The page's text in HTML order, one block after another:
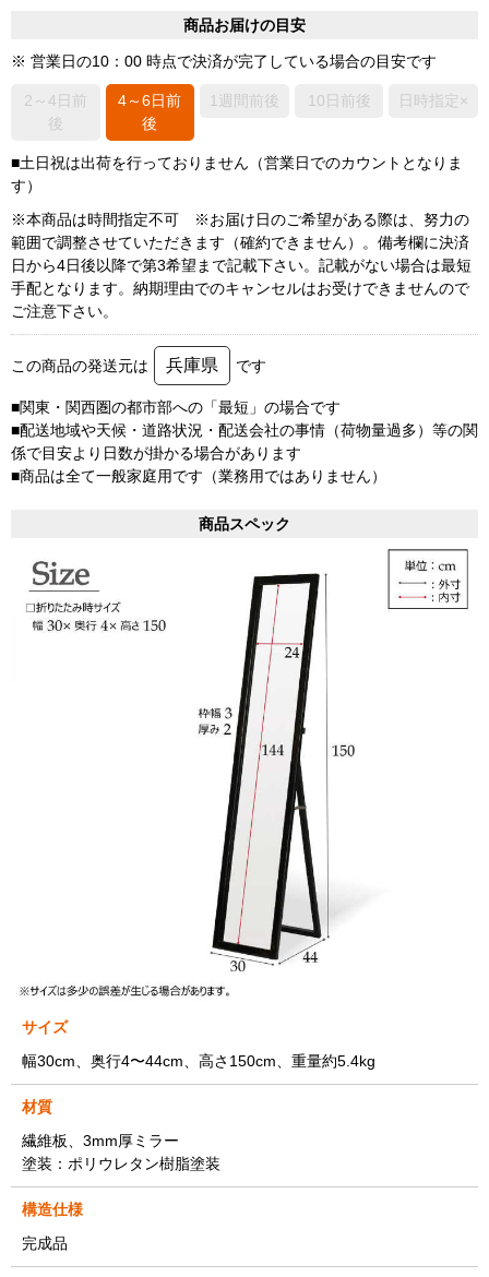
商品お届けの目安
※ 営業日の10：00 時点で決済が完了している場合の目安です
2～4日前
後
4～6日前
後
1週間前後 10日前後 日時指定×
■土日祝は出荷を行っておりません（営業日でのカウントとなりま
す）
※本商品は時間指定不可 ※お届け日のご希望がある際は、努力の
範囲で調整させていただきます（確約できません）。備考欄に決済
日から4日後以降で第3希望まで記載下さい。記載がない場合は最短
手配となります。納期理由でのキャンセルはお受けできませんので
ご注意下さい。
この商品の発送元は 兵庫県 です
■関東・関西圏の都市部への「最短」の場合です
■配送地域や天候・道路状況・配送会社の事情（荷物量過多）等の関
係で目安より日数が掛かる場合があります
■商品は全て一般家庭用です（業務用ではありません）
商品スペック
サイズ
幅30cm、奥行4〜44cm、高さ150cm、重量約5.4kg
材質
繊維板、3mm厚ミラー
塗装：ポリウレタン樹脂塗装
構造仕様
完成品